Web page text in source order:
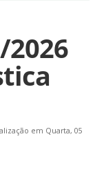
2026
em Quarta, 05